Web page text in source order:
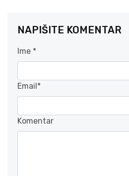
NAPIŠITE KOMENTAR
Ime *
Email*
Komentar